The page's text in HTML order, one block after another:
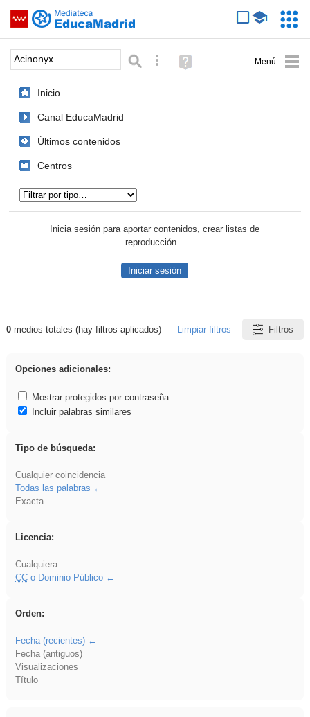
Saltar navegación
Palabra o frase: Búsqueda avanzada
Ayuda
(en
Inicio
Canal EducaMadrid
Últimos contenidos
Centros
Inicia sesión para aportar contenidos, crear listas de
reproducción...
Iniciar sesión
Resultados de: Acinonyx
0medios totales (hay filtros aplicados) Limpiar filtros Filtros
Opciones adicionales:
Mostrar protegidos por contraseña
Incluir palabras similares
Tipo de búsqueda:
Cualquier coincidencia
Todas las palabras
Exacta
Licencia:
Cualquiera
CCo Dominio Público
Orden:
Fecha (recientes)
Fecha (antiguos)
Visualizaciones
Título